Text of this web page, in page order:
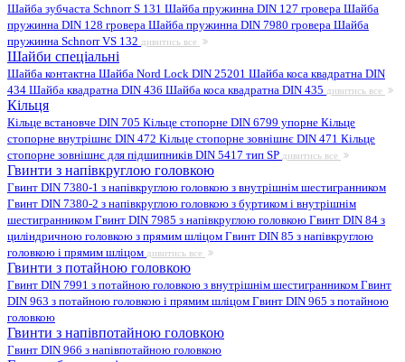
Шайба зубчаста Schnorr S 131 Шайба пружинна DIN 127 гровера Шайба
пружинна DIN 128 гровера Шайба пружинна DIN 7980 гровера Шайба
пружинна Schnorr VS 132 дивитись все
Шайби спеціальні
Шайба контактна Шайба Nord Lock DIN 25201 Шайба коса квадратна DIN
434 Шайба квадратна DIN 436 Шайба коса квадратна DIN 435 дивитись все
Кільця
Кільце встановче DIN 705 Кільце стопорне DIN 6799 упорне Кільце
стопорне внутрішнє DIN 472 Кільце стопорне зовнішнє DIN 471 Кільце
стопорне зовнішнє для підшипників DIN 5417 тип SP дивитись все
Гвинти з напівкруглою головкою
Гвинт DIN 7380-1 з напівкруглою головкою з внутрішнім шестигранником
Гвинт DIN 7380-2 з напівкруглою головкою з буртиком і внутрішнім
шестигранником Гвинт DIN 7985 з напівкруглою головкою Гвинт DIN 84 з
циліндричною головкою з прямим шліцом Гвинт DIN 85 з напівкруглою
головкою і прямим шліцом дивитись все
Гвинти з потайною головкою
Гвинт DIN 7991 з потайною головкою з внутрішнім шестигранником Гвинт
DIN 963 з потайною головкою і прямим шліцом Гвинт DIN 965 з потайною
головкою
Гвинти з напівпотайною головкою
Гвинт DIN 966 з напівпотайною головкою